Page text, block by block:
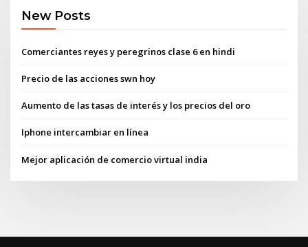
New Posts
Comerciantes reyes y peregrinos clase 6 en hindi
Precio de las acciones swn hoy
Aumento de las tasas de interés y los precios del oro
Iphone intercambiar en línea
Mejor aplicación de comercio virtual india